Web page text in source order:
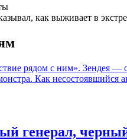
как выживает в
рядом с ним». Зендея
Как несостоявшийся
генерал,